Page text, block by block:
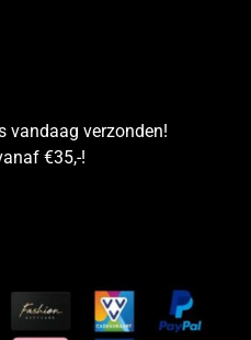
vandaag verzonden!
€35,-!